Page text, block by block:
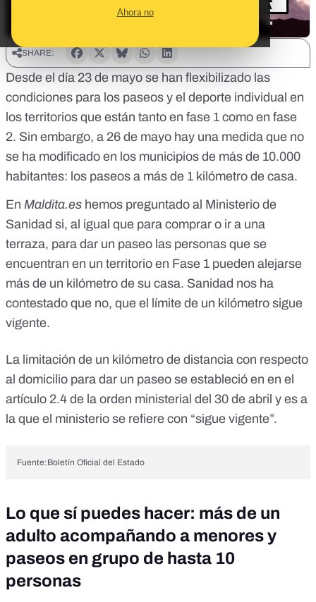
Ahora no
SHARE:
Desde el día 23 de mayo se han flexibilizado las
condiciones para los paseos y el deporte individual en
los territorios que están tanto en fase 1 como en fase
2. Sin embargo, a 26 de mayo hay una medida que no
se ha modificado en los municipios de más de 10.000
habitantes: los paseos a más de 1 kilómetro de casa.
En Maldita.es hemos preguntado al Ministerio de
Sanidad si, al igual que para comprar o ir a una
terraza, para dar un paseo las personas que se
encuentran en un territorio en Fase 1 pueden alejarse
más de un kilómetro de su casa. Sanidad nos ha
contestado que no, que el límite de un kilómetro sigue
vigente.
La limitación de un kilómetro de distancia con respecto
al domicilio para dar un paseo se estableció en en el
artículo 2.4 de la orden ministerial del 30 de abril y es a
la que el ministerio se refiere con “sigue vigente”.
Fuente:Boletín Oficial del Estado
Lo que sí puedes hacer: más de un
adulto acompañando a menores y
paseos en grupo de hasta 10
personas